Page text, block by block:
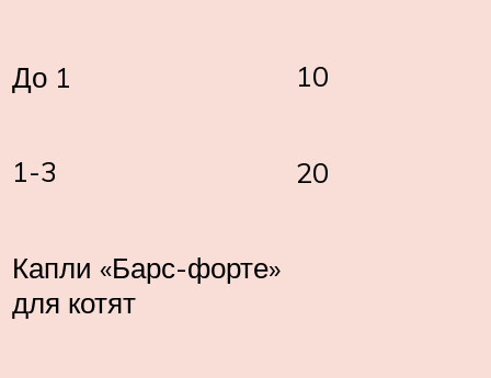
До 1 10
1-3 20
Капли «Барс-форте»
для котят